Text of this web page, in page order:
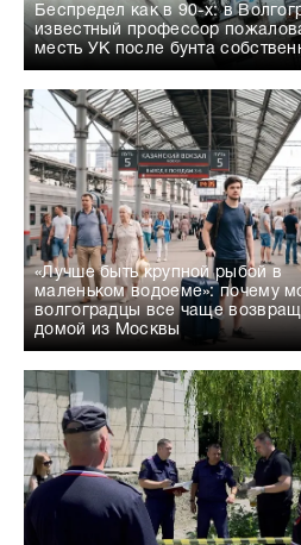
Беспредел как в 90-х: в
известный профессор
месть УК после бунта
«Лучше быть крупной рыбой в
маленьком водоеме»: почему
волгоградцы все чаще
домой из Москвы